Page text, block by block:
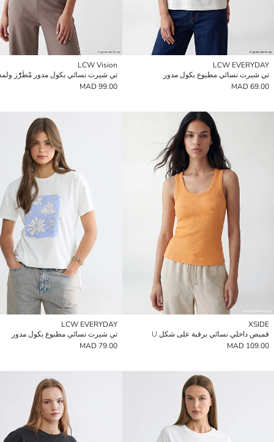
LCW EVERYDAY
تي شيرت نسائي مطبوع بكول مدور
69.00 MAD
LCW Vision
99.00 MAD
XSIDE
قميص داخلي نسائي برقبة على شكل U
109.00 MAD
LCW EVERYDAY
تي شيرت نسائي مطبوع بكول مدور
79.00 MAD